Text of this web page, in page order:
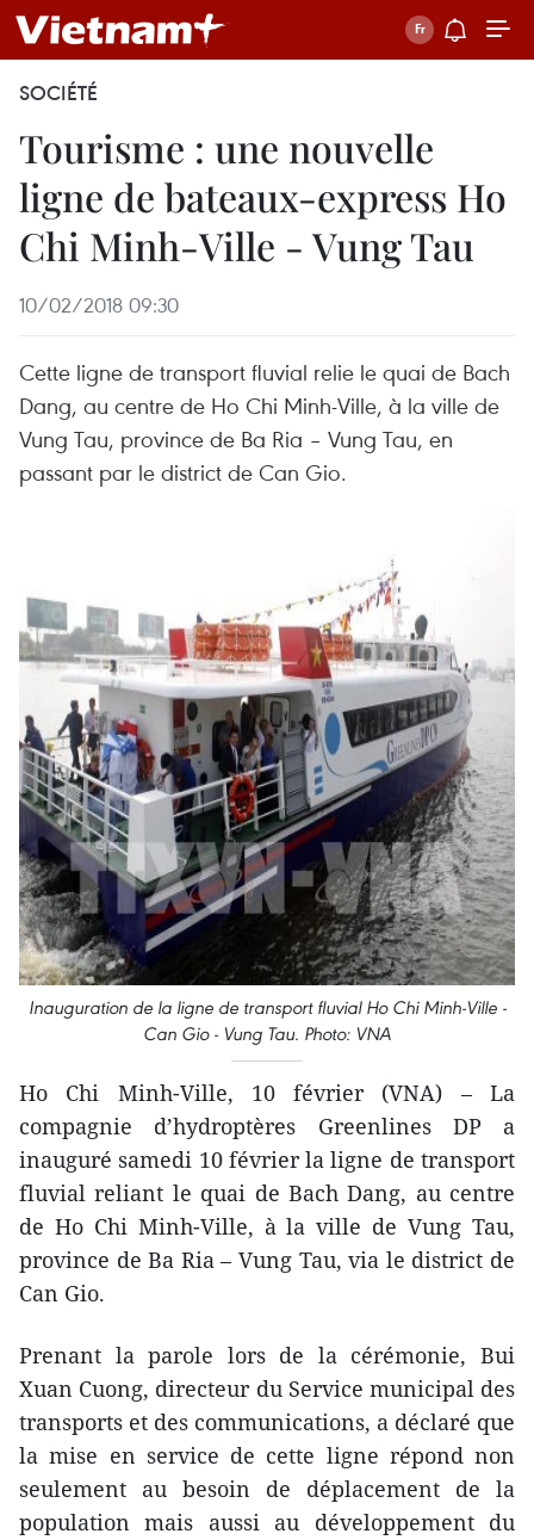
SOCIÉTÉ
Tourisme : une nouvelle
ligne de bateaux-express Ho
Chi Minh-Ville - Vung Tau
10/02/2018 09:30
Cette ligne de transport fluvial relie le quai de Bach
Dang, au centre de Ho Chi Minh-Ville, à la ville de
Vung Tau, province de Ba Ria – Vung Tau, en
passant par le district de Can Gio.
Inauguration de la ligne de transport fluvial Ho Chi Minh-Ville -
Can Gio - Vung Tau. Photo: VNA
Ho Chi Minh-Ville, 10 février (VNA) – La
compagnie d’hydroptères Greenlines DP a
inauguré samedi 10 février la ligne de transport
fluvial reliant le quai de Bach Dang, au centre
de Ho Chi Minh-Ville, à la ville de Vung Tau,
province de Ba Ria – Vung Tau, ​via le district de
Can Gio.
Prenant la parole lors de la cérémonie, Bui
Xuan Cuong, directeur du Service municipal des
transports et des communications, a déclaré que
la mise en service de cette ligne répond non
seulement au besoin de déplacement de la
population mais aussi au développement du